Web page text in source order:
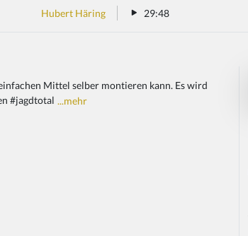
Hubert Häring 29:48
Mittel selber montieren kann. Es wird
#jagdtotal ...mehr